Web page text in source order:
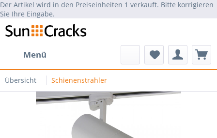
Der Artikel wird in den Preiseinheiten 1 verkauft. Bitte korrigieren
Sie Ihre Eingabe.
Menü
Übersicht Schienenstrahler